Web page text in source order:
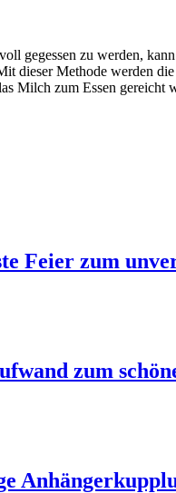
gegessen zu werden,
dieser Methode werden
Milch zum Essen
Feier zum
zum